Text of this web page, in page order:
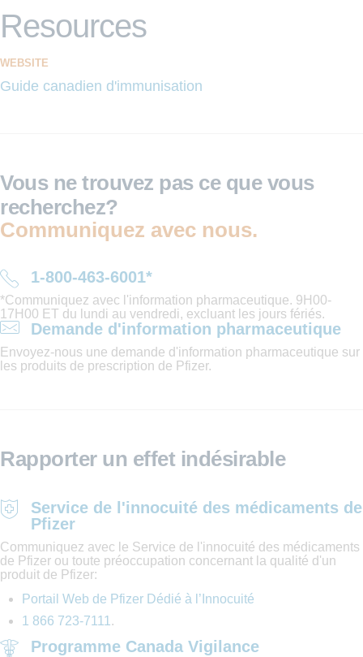
Resources
WEBSITE
Guide canadien d'immunisation
Vous ne trouvez pas ce que vous
recherchez?
Communiquez avec nous.
1-800-463-6001*
*Communiquez avec l'information pharmaceutique. 9H00-
17H00 ET du lundi au vendredi, excluant les jours fériés.
Demande d'information pharmaceutique
Envoyez-nous une demande d'information pharmaceutique sur
les produits de prescription de Pfizer.
Rapporter un effet indésirable
Service de l'innocuité des médicaments de
Pfizer
Communiquez avec le Service de l'innocuité des médicaments
de Pfizer ou toute préoccupation concernant la qualité d'un
produit de Pfizer:
Portail Web de Pfizer Dédié à l’Innocuité
1 866 723-7111 .
Programme Canada Vigilance